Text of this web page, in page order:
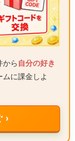
から 自分の好き
に課金しよ
›